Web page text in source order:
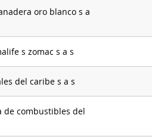
oro blanco s a
s zomac s a s
del caribe s a s
de combustibles del